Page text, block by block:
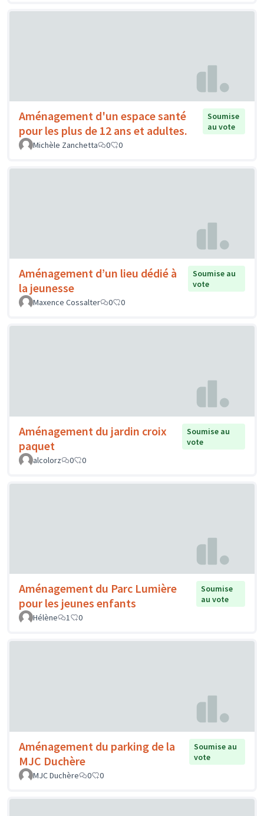
Aménagement d'un espace santé
pour les plus de 12 ans et adultes.
Soumise
au vote
Michèle Zanchetta
0 0
Aménagement d’un lieu dédié à
la jeunesse
Soumise au
vote
Maxence Cossalter
0 0
Aménagement du jardin croix
paquet
Soumise au
vote
alcolorz
0 0
Aménagement du Parc Lumière
pour les jeunes enfants
Soumise
au vote
Hélène
1 0
Aménagement du parking de la
MJC Duchère
Soumise au
vote
MJC Duchère
0 0